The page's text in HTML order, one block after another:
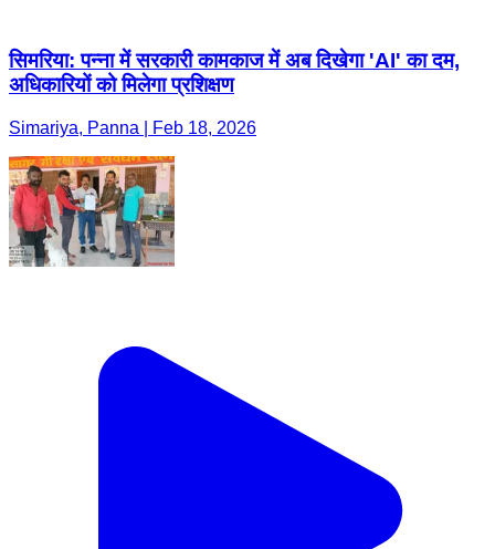
सिमरिया: पन्ना में सरकारी कामकाज में अब दिखेगा 'AI' का दम,
अधिकारियों को मिलेगा प्रशिक्षण
Simariya, Panna | Feb 18, 2026